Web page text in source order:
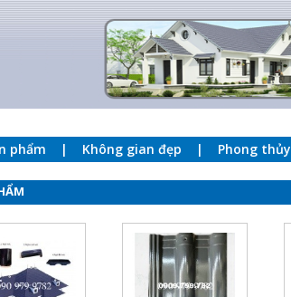
phẩm Không gian đẹp Phong thủy